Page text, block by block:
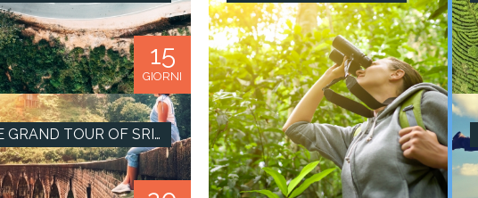
15
GIORNI
THE GRAND TOUR OF SRI LANKA